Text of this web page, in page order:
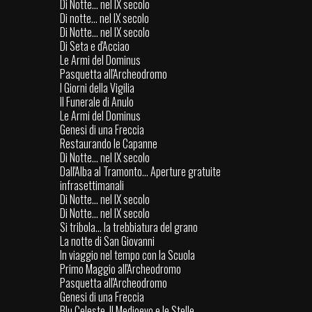
Di Notte... nel IX secolo
Di notte... nel IX secolo
Di Notte... nel IX secolo
Di Seta e d'Acciao
Le Armi del Dominus
Pasquetta all'Archeodromo
I Giorni della Vigilia
Il Funerale di Anulo
Le Armi del Dominus
Genesi di una Freccia
Restaurando le Capanne
Di Notte... nel IX secolo
Dall'Alba al Tramonto... Aperture gratuite
infrasettimanali
Di Notte... nel IX secolo
Di Notte... nel IX secolo
Si tribola... la trebbiatura del grano
La notte di San Giovanni
In viaggio nel tempo con la Scuola
Primo Maggio all'Archeodromo
Pasquetta all'Archeodromo
Genesi di una Freccia